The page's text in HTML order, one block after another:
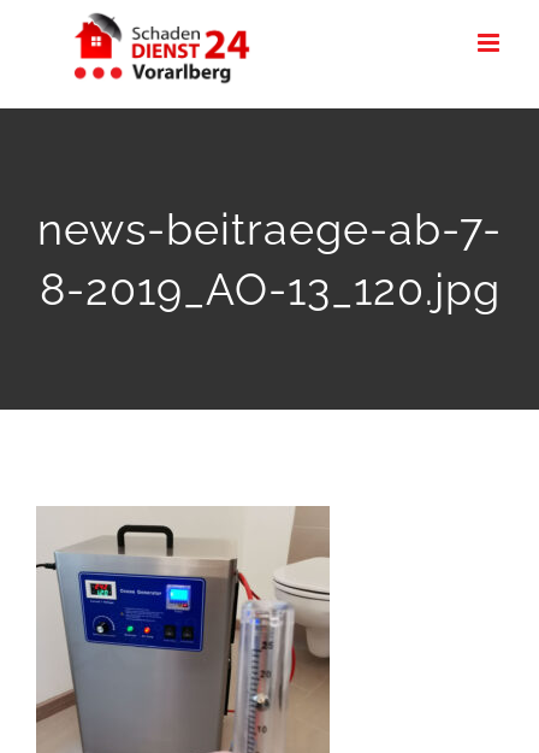
news-beitraege-ab-7-
8-2019_AO-13_120.jpg